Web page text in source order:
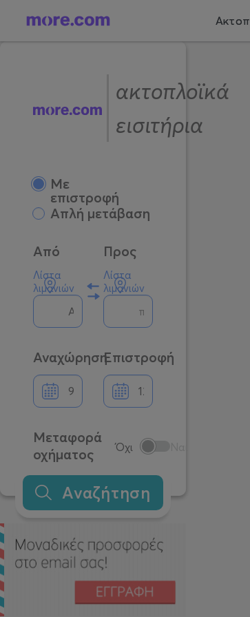
ακτοπλοϊκά
εισιτήρια
Mε
επιστροφή
Απλή μετάβαση
Από
Λίστα
λιμανιών
Προς
Λίστα
λιμανιών
ΑναχώρησηΕπιστροφή
Μεταφορά
οχήματος
Όχι
Αναζήτηση